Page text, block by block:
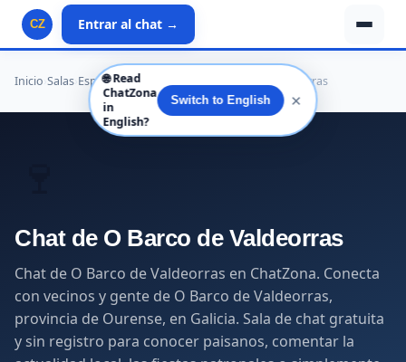
CZ Entrar al chat →
Inicio Salas España›Galicia O Barco de Valdeorras
Chat de O Barco de Valdeorras
Chat de O Barco de Valdeorras en ChatZona. Conecta
con vecinos y gente de O Barco de Valdeorras,
provincia de Ourense, en Galicia. Sala de chat gratuita
y sin registro para conocer paisanos, comentar la
🌐 Read
ChatZona
in
English?
Switch to English ✕